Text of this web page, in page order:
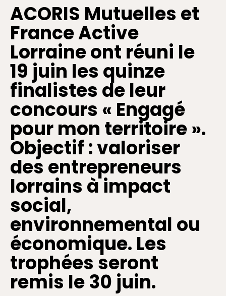
ACORIS Mutuelles et
France Active
Lorraine ont réuni le
19 juin les quinze
finalistes de leur
concours « Engagé
pour mon territoire ».
Objectif : valoriser
des entrepreneurs
lorrains à impact
social,
environnemental ou
économique. Les
trophées seront
remis le 30 juin.